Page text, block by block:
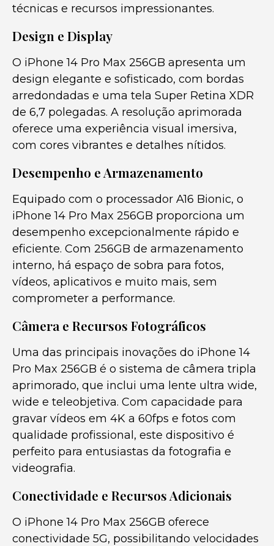
técnicas e recursos impressionantes.
Design e Display
O iPhone 14 Pro Max 256GB apresenta um
design elegante e sofisticado, com bordas
arredondadas e uma tela Super Retina XDR
de 6,7 polegadas. A resolução aprimorada
oferece uma experiência visual imersiva,
com cores vibrantes e detalhes nítidos.
Desempenho e Armazenamento
Equipado com o processador A16 Bionic, o
iPhone 14 Pro Max 256GB proporciona um
desempenho excepcionalmente rápido e
eficiente. Com 256GB de armazenamento
interno, há espaço de sobra para fotos,
vídeos, aplicativos e muito mais, sem
comprometer a performance.
Câmera e Recursos Fotográficos
Uma das principais inovações do iPhone 14
Pro Max 256GB é o sistema de câmera tripla
aprimorado, que inclui uma lente ultra wide,
wide e teleobjetiva. Com capacidade para
gravar vídeos em 4K a 60fps e fotos com
qualidade profissional, este dispositivo é
perfeito para entusiastas da fotografia e
videografia.
Conectividade e Recursos Adicionais
O iPhone 14 Pro Max 256GB oferece
conectividade 5G, possibilitando velocidades